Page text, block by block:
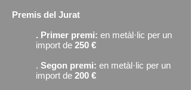
Premis del Jurat
. Primer premi: en metàl·lic per un
import de 250 €
. Segon premi: en metàl·lic per un
import de 200 €